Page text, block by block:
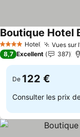
4 Étoiles Hotel Vues sur
Boutique Hotel
8,7 Excellent 387
De 122 €
Consulter les prix